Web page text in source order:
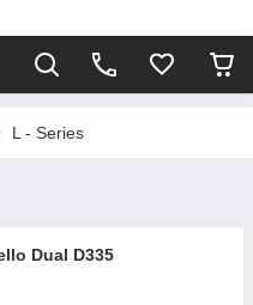
L - Series
Dual D335